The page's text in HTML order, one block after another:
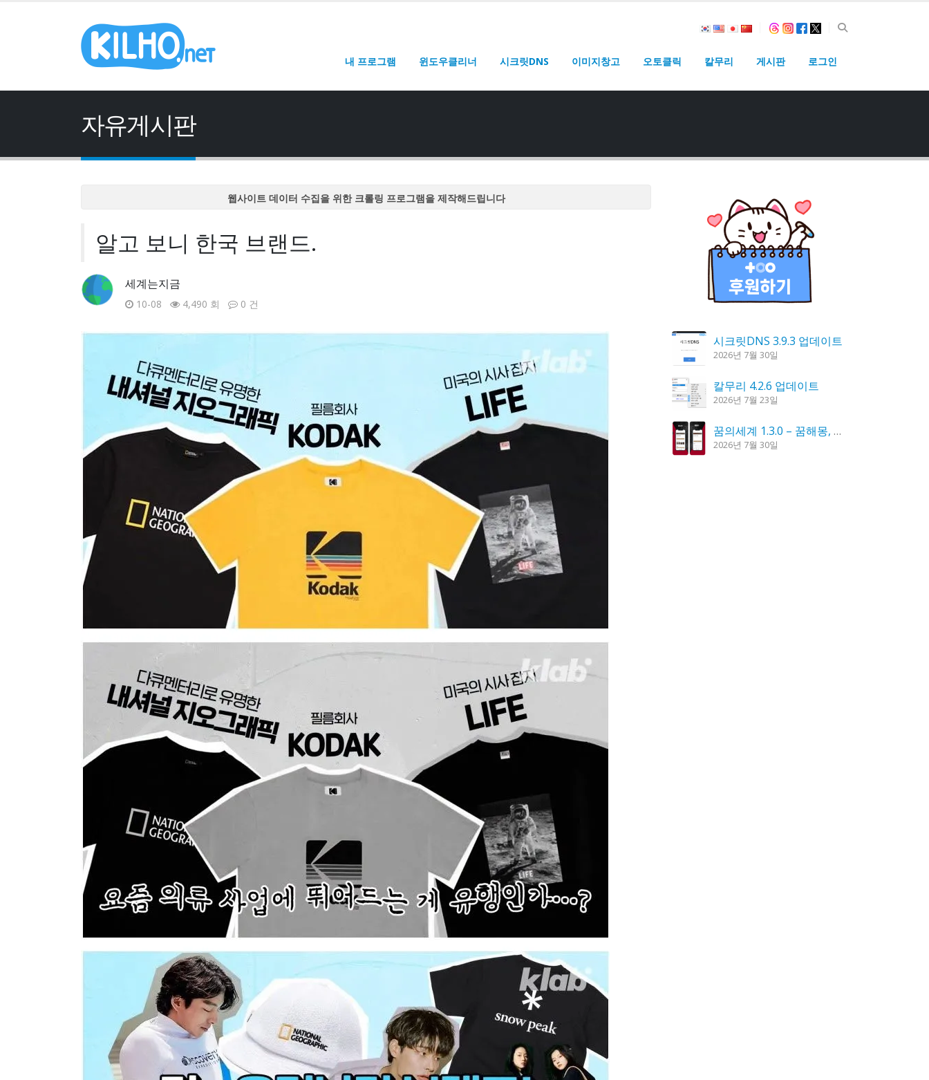
내 프로그램 윈도우클리너 시크릿DNS 이미지창고 오토클릭 칼무리 게시판 로그인
자유게시판
웹사이트 데이터 수집을 위한 크롤링 프로그램을 제작해드립니다
웹사이트 데이터 수집을 위한 크롤링 프로그램을 제작해드립니다
알고 보니 한국 브랜드.
세계는지금
10-08 4,490 회 0 건
시크릿DNS 3.9.3 업데이트
2026년 7월 30일
칼무리 4.2.6 업데이트
2026년 7월 23일
꿈의세계 1.3.0 – 꿈해몽, 꿈풀이
2026년 7월 30일